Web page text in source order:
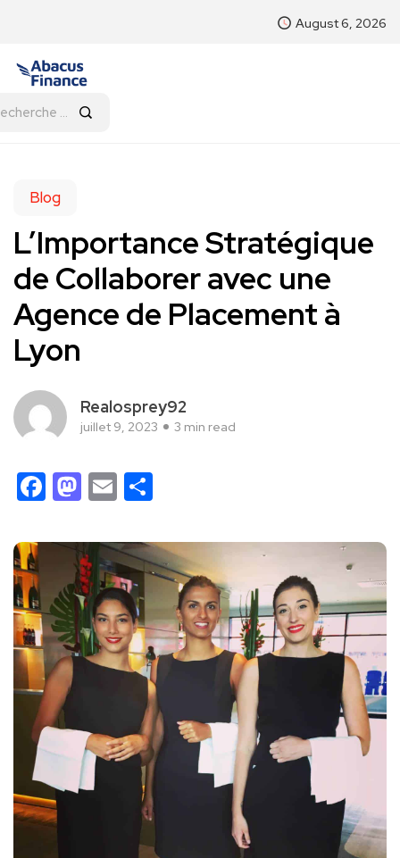
August 6, 2026
Blog
L’Importance Stratégique
de Collaborer avec une
Agence de Placement à
Lyon
Realosprey92
juillet 9, 2023 3 min read
Facebook
Mastodon
Email